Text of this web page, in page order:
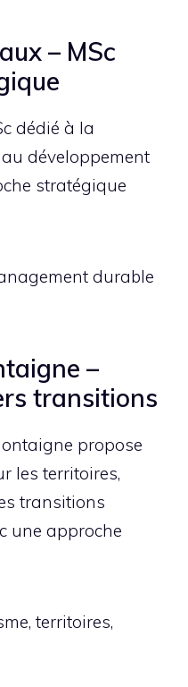
– MSc
dédié à la
développement
stratégique
durable
–
transitions
propose
les territoires,
transitions
une approche
territoires,